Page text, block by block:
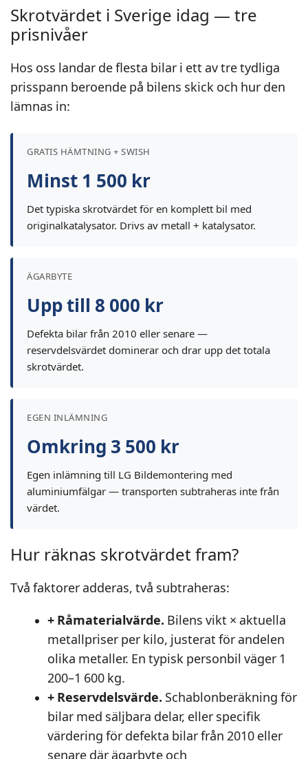
Skrotvärdet i Sverige idag — tre
prisnivåer
Hos oss landar de flesta bilar i ett av tre tydliga
prisspann beroende på bilens skick och hur den
lämnas in:
GRATIS HÄMTNING + SWISH
Minst 1 500 kr
Det typiska skrotvärdet för en komplett bil med
originalkatalysator. Drivs av metall + katalysator.
ÄGARBYTE
Upp till 8 000 kr
Defekta bilar från 2010 eller senare —
reservdelsvärdet dominerar och drar upp det totala
skrotvärdet.
EGEN INLÄMNING
Omkring 3 500 kr
Egen inlämning till LG Bildemontering med
aluminiumfälgar — transporten subtraheras inte från
värdet.
Hur räknas skrotvärdet fram?
Två faktorer adderas, två subtraheras:
+ Råmaterialvärde. Bilens vikt × aktuella
metallpriser per kilo, justerat för andelen
olika metaller. En typisk personbil väger 1
200–1 600 kg.
+ Reservdelsvärde. Schablonberäkning för
bilar med säljbara delar, eller specifik
värdering för defekta bilar från 2010 eller
senare där ägarbyte och